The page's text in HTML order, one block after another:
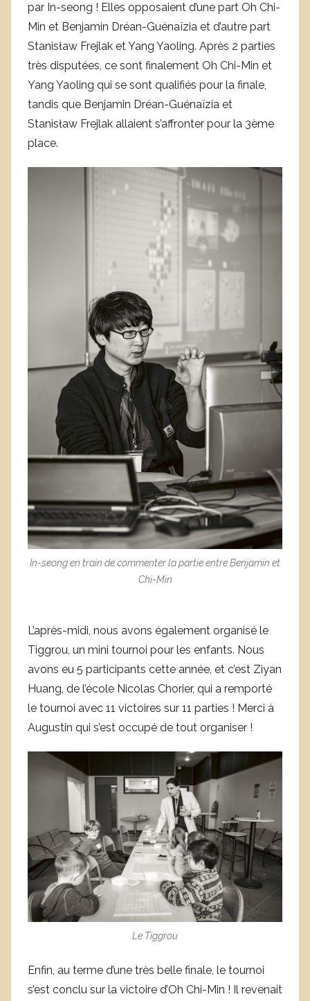
par In-seong ! Elles opposaient d’une part Oh Chi-
Min et Benjamin Dréan-Guénaïzia et d’autre part
Stanisław Frejlak et Yang Yaoling. Après 2 parties
très disputées, ce sont finalement Oh Chi-Min et
Yang Yaoling qui se sont qualifiés pour la finale,
tandis que Benjamin Dréan-Guénaïzia et
Stanisław Frejlak allaient s’affronter pour la 3ème
place.
In-seong en train de commenter la partie entre Benjamin et
Chi-Min
L’après-midi, nous avons également organisé le
Tiggrou, un mini tournoi pour les enfants. Nous
avons eu 5 participants cette année, et c’est Ziyan
Huang, de l’école Nicolas Chorier, qui a remporté
le tournoi avec 11 victoires sur 11 parties ! Merci à
Augustin qui s’est occupé de tout organiser !
Le Tiggrou
Enfin, au terme d’une très belle finale, le tournoi
s’est conclu sur la victoire d’Oh Chi-Min ! Il revenait